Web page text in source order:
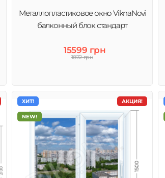
Металлопластиковое окно ViknaNovi
балконный блок стандарт
15599 грн
1872 грн
АКЦИЯ!
ХИТ!
NEW!